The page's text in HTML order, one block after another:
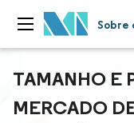
Sobre
TAMANHO E
MERCADO